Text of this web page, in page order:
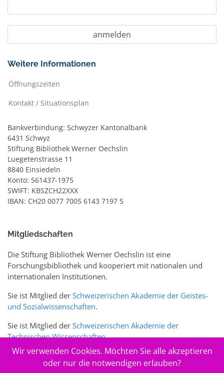
Weitere Informationen
Öffnungszeiten
Kontakt / Situationsplan
Bankverbindung: Schwyzer Kantonalbank
6431 Schwyz
Stiftung Bibliothek Werner Oechslin
Luegetenstrasse 11
8840 Einsiedeln
Konto: 561437-1975
SWIFT: KBSZCH22XXX
IBAN: CH20 0077 7005 6143 7197 5
Mitgliedschaften
Die Stiftung Bibliothek Werner Oechslin ist eine
Forschungsbibliothek und kooperiert mit nationalen und
internationalen Institutionen.
Sie ist Mitglied der Schweizerischen Akademie der Geistes-
und Sozialwissenschaften.
Sie ist Mitglied der Schweizerischen Akademie der
Technischen Wissenschaften.
Sie ist zudem Mitglied des Schweizer Portalswww.sciences-
Wir verwenden Cookies. Möchten Sie alle akzeptieren
oder nur die notwendigen erlauben?